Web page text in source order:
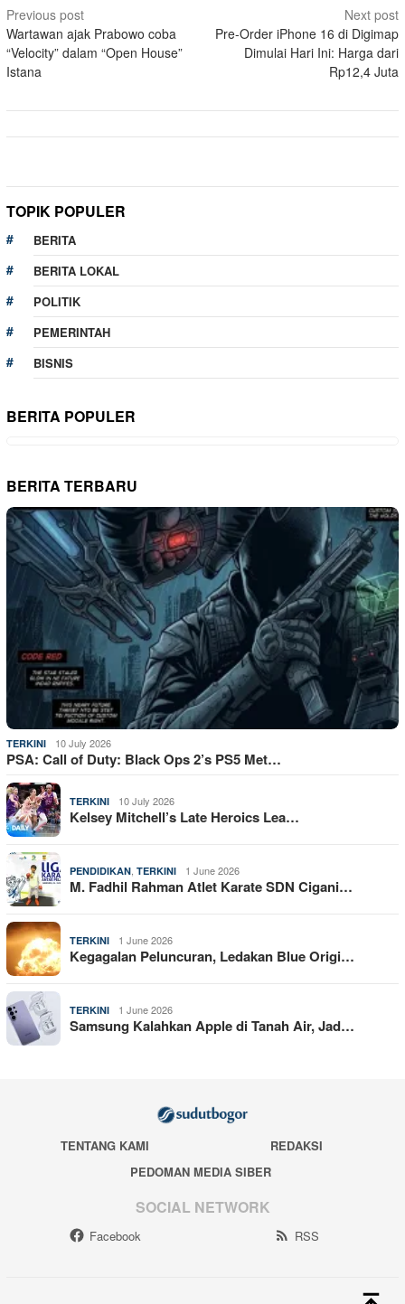
Post
navigation
Previous post
Wartawan ajak Prabowo coba
“Velocity” dalam “Open House”
Istana
Next post
Pre-Order iPhone 16 di Digimap
Dimulai Hari Ini: Harga dari
Rp12,4 Juta
TOPIK POPULER
BERITA
BERITA LOKAL
POLITIK
PEMERINTAH
BISNIS
BERITA POPULER
BERITA TERBARU
TERKINI 10 July 2026
PSA: Call of Duty: Black Ops 2’s PS5 Met…
TERKINI 10 July 2026
Kelsey Mitchell’s Late Heroics Lea…
PENDIDIKAN TERKINI 1 June 2026
M. Fadhil Rahman Atlet Karate SDN Cigani…
TERKINI 1 June 2026
Kegagalan Peluncuran, Ledakan Blue Origi…
TERKINI 1 June 2026
Samsung Kalahkan Apple di Tanah Air, Jad…
TENTANG KAMI
REDAKSI
PEDOMAN MEDIA SIBER
SOCIAL NETWORK
Facebook RSS